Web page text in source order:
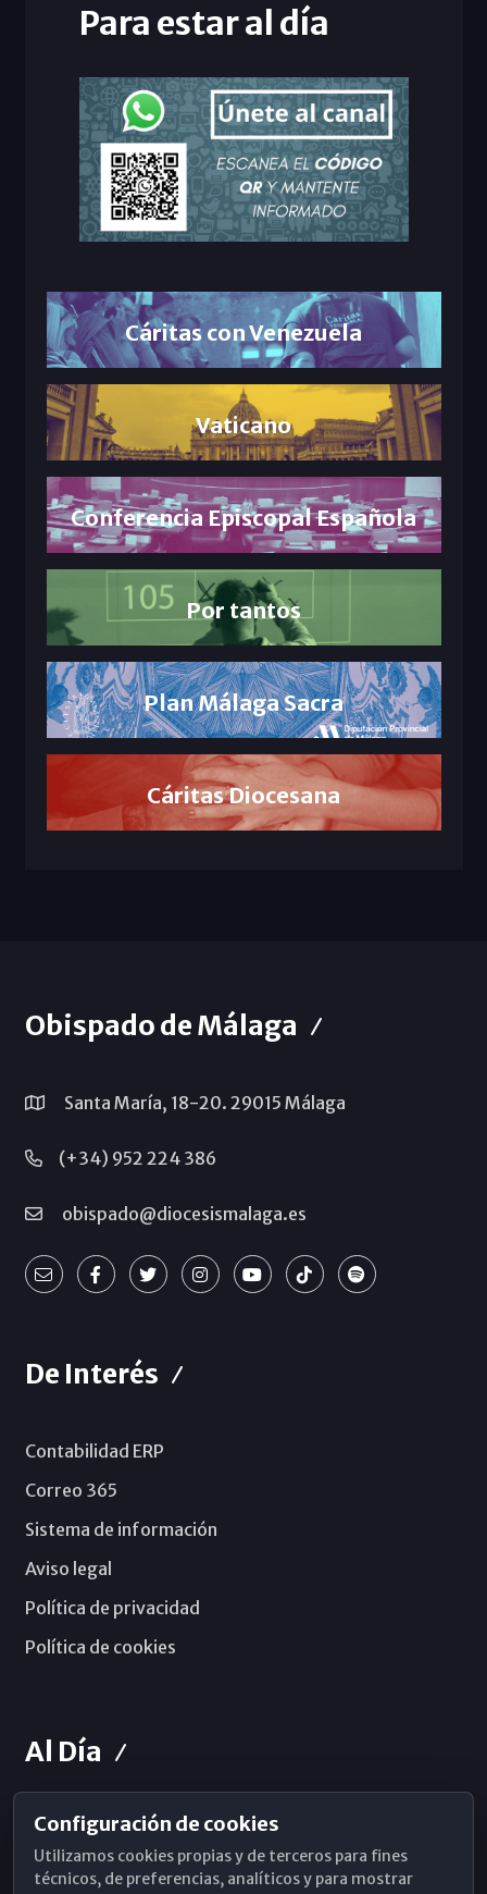
Para estar al día
Cáritas con Venezuela
Vaticano
Conferencia Episcopal Española
Por tantos
Plan Málaga Sacra
Cáritas Diocesana
Obispado de Málaga
Santa María, 18-20. 29015 Málaga
(+34) 952 224 386
obispado@diocesismalaga.es
De Interés
Contabilidad ERP
Correo 365
Sistema de información
Aviso legal
Política de privacidad
Política de cookies
Al Día
Horarios de Misa
Hemeroteca
Configuración de cookies
Utilizamos cookies propias y de terceros para fines
técnicos, de preferencias, analíticos y para mostrar